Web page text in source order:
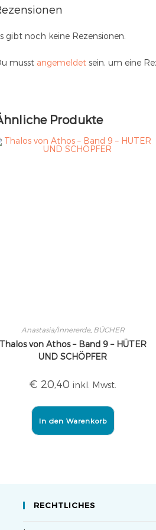
gibt noch keine Rezensionen.
musst angemeldet sein, um eine
Produkte
Anastasia/Innererde, BÜCHER
von Athos – Band 9 – HÜTER
UND SCHÖPFER
€ 20,40 inkl. Mwst.
In den Warenkorb
RECHTLICHES